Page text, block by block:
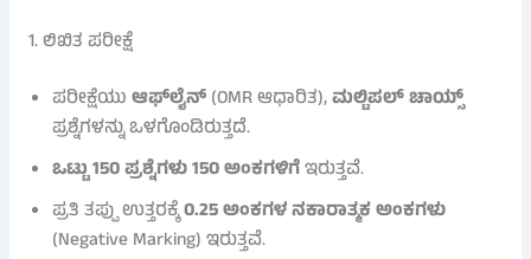
1. ಲಿಖಿತ ಪರೀಕ್ಷೆ
ಪರೀಕ್ಷೆಯುಆಫ್‌ಲೈನ್(OMR ಆಧಾರಿತ),ಮಲ್ಟಿಪಲ್ ಚಾಯ್ಸ್
ಪ್ರಶ್ನೆಗಳನ್ನು ಒಳಗೊಂಡಿರುತ್ತದೆ.
ಒಟ್ಟು 150 ಪ್ರಶ್ನೆಗಳು 150 ಅಂಕಗಳಿಗೆಇರುತ್ತವೆ.
ಪ್ರತಿ ತಪ್ಪು ಉತ್ತರಕ್ಕೆ0.25 ಅಂಕಗಳ ನಕಾರಾತ್ಮಕ ಅಂಕಗಳು
(Negative Marking) ಇರುತ್ತವೆ.